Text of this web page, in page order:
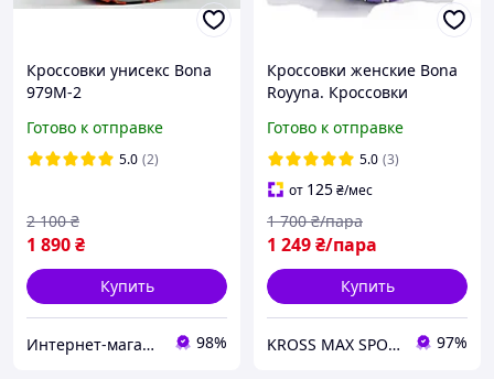
Кроссовки унисекс Bona
979M-2
Готово к отправке
5.0 (2)
1 890₴
2 100 ₴
Купить
Интернет-магазин "Streetmoda" 98%
Кроссовки женские Bona
Royyna. Кроссовки
Ройна. Код 045А
Готово к отправке
5.0 (3)
от 125₴/мес
1 249₴/пара
1 700 ₴/пара
Купить
KROSS MAX SPORT 97%